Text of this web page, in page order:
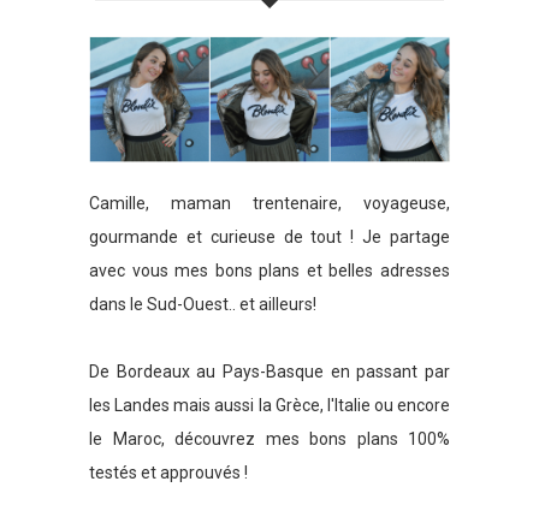
Camille, maman trentenaire, voyageuse,
gourmande et curieuse de tout ! Je partage
avec vous mes bons plans et belles adresses
dans le Sud-Ouest.. et ailleurs!
De Bordeaux au Pays-Basque en passant par
les Landes mais aussi la Grèce, l'Italie ou encore
le Maroc, découvrez mes bons plans 100%
testés et approuvés !